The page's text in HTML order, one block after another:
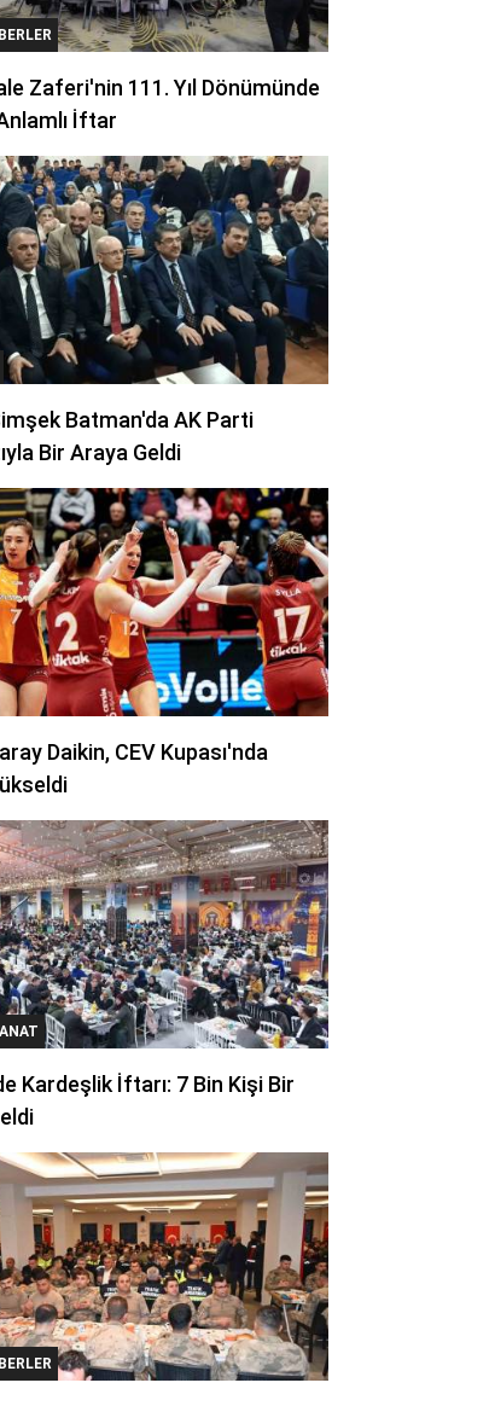
Zaferi'nin 111. Yıl Dönümünde
İftar
Batman'da AK Parti
Bir Araya Geldi
Daikin, CEV Kupası'nda
Kardeşlik İftarı: 7 Bin Kişi Bir